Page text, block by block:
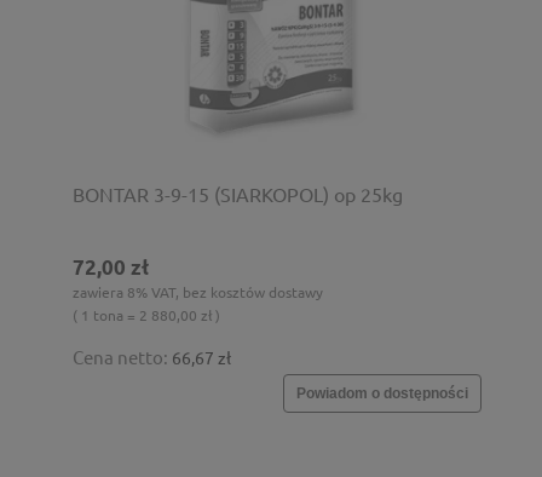
BONTAR 3-9-15 (SIARKOPOL) op 25kg
72,00 zł
zawiera 8% VAT, bez kosztów dostawy
( 1 tona = 2 880,00 zł )
Cena netto: 66,67 zł
Powiadom o dostępności